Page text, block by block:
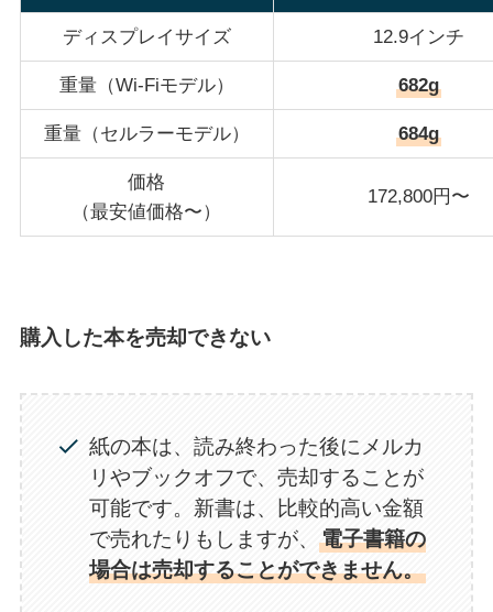
ディスプレイサイズ 12.9インチ
重量（Wi-Fiモデル） 682g
重量（セルラーモデル） 684g
価格
（最安値価格〜）
172,800円〜
購入した本を売却できない
紙の本は、読み終わった後にメルカ
リやブックオフで、売却することが
可能です。新書は、比較的高い金額
で売れたりもしますが、 電子書籍の
場合は売却することができません。